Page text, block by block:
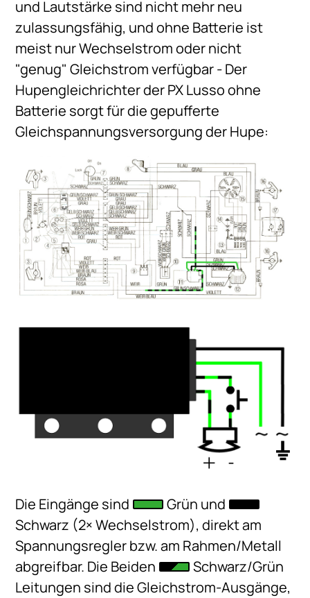
und Lautstärke sind nicht mehr neu
zulassungsfähig, und ohne Batterie ist
meist nur Wechselstrom oder nicht
"genug" Gleichstrom verfügbar - Der
Hupengleichrichter der PX Lusso ohne
Batterie sorgt für die gepufferte
Gleichspannungsversorgung der Hupe:
Die Eingänge sind
Grün und
Schwarz (2× Wechselstrom), direkt am
Spannungsregler bzw. am Rahmen/Metall
abgreifbar. Die Beiden
Schwarz/Grün
Leitungen sind die Gleichstrom-Ausgänge,